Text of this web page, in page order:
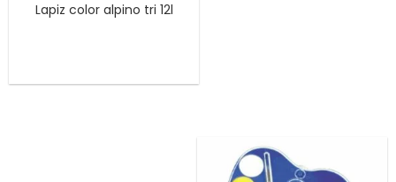
Lapiz color alpino tri 12l